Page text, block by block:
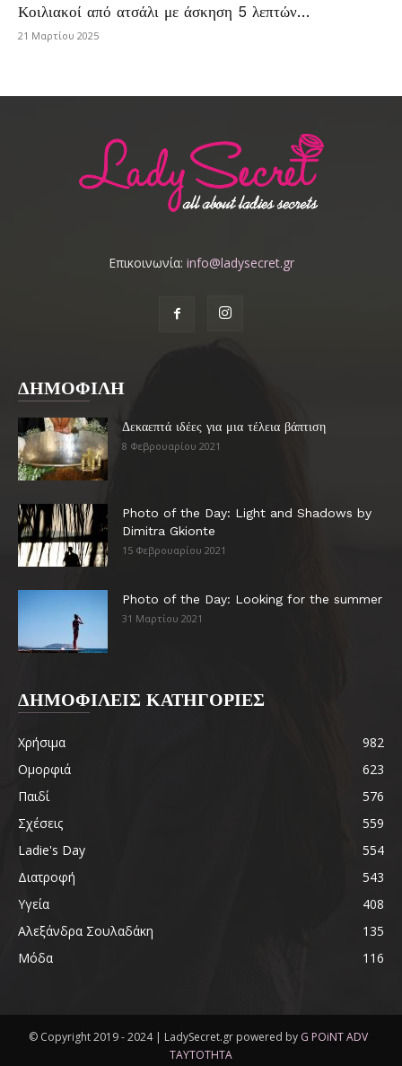
Κοιλιακοί από ατσάλι με άσκηση 5 λεπτών…
21 Μαρτίου 2025
Επικοινωνία: info@ladysecret.gr
ΔΗΜΟΦΙΛΗ
Δεκαεπτά ιδέες για μια τέλεια βάπτιση
8 Φεβρουαρίου 2021
Photo of the Day: Light and Shadows by
Dimitra Gkionte
15 Φεβρουαρίου 2021
Photo of the Day: Looking for the summer
31 Μαρτίου 2021
ΔΗΜΟΦΙΛΕΙΣ ΚΑΤΗΓΟΡΙΕΣ
Χρήσιμα
982
Ομορφιά
623
Παιδί
576
Σχέσεις
559
Ladie's Day
554
Διατροφή
543
Υγεία
408
Αλεξάνδρα Σουλαδάκη
135
Μόδα
116
© Copyright 2019 - 2024 | LadySecret.gr powered by G POiNT ADV
ΤΑΥΤΟΤΗΤΑ